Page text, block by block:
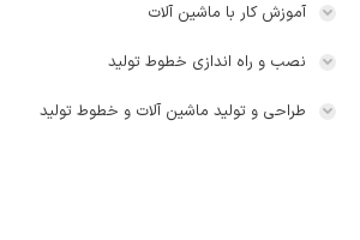
آموزش کار با ماشین آلات
نصب و راه اندازی خطوط تولید
طراحی و تولید ماشین آلات و خطوط تولید